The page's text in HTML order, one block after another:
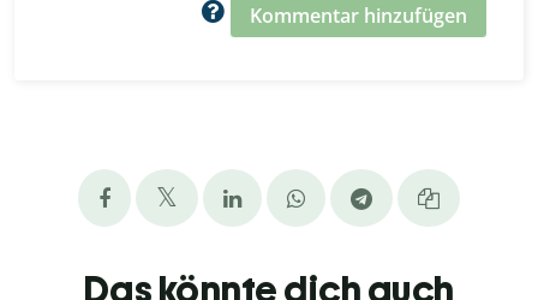
Kommentar hinzufügen
Das könnte dich auch